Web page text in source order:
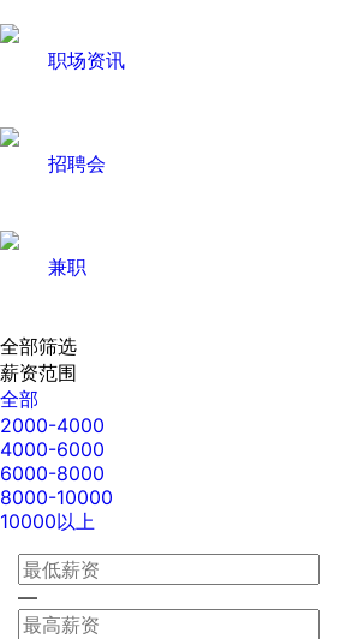
职场资讯
招聘会
兼职
全部筛选
薪资范围
全部
2000-4000
4000-6000
6000-8000
8000-10000
10000以上
—